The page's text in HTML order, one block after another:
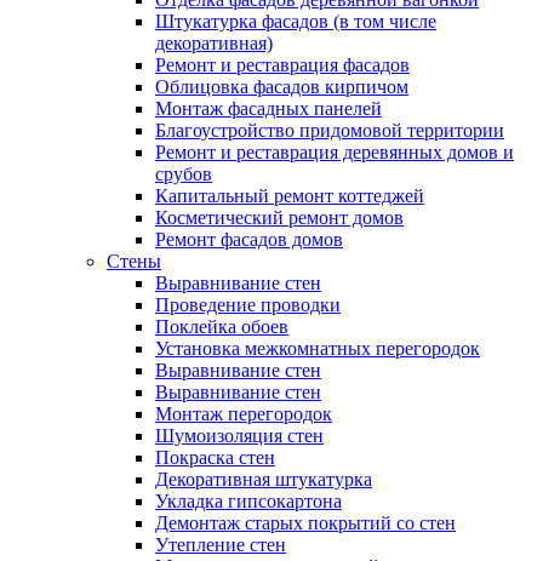
Штукатурка фасадов (в том числе
декоративная)
Ремонт и реставрация фасадов
Облицовка фасадов кирпичом
Монтаж фасадных панелей
Благоустройство придомовой территории
Ремонт и реставрация деревянных домов и
срубов
Капитальный ремонт коттеджей
Косметический ремонт домов
Ремонт фасадов домов
Стены
Выравнивание стен
Проведение проводки
Поклейка обоев
Установка межкомнатных перегородок
Выравнивание стен
Выравнивание стен
Монтаж перегородок
Шумоизоляция стен
Покраска стен
Декоративная штукатурка
Укладка гипсокартона
Демонтаж старых покрытий со стен
Утепление стен